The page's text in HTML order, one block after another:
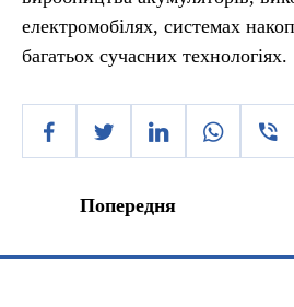
електромобілях, системах
багатьох сучасних технологіях.
Попередня